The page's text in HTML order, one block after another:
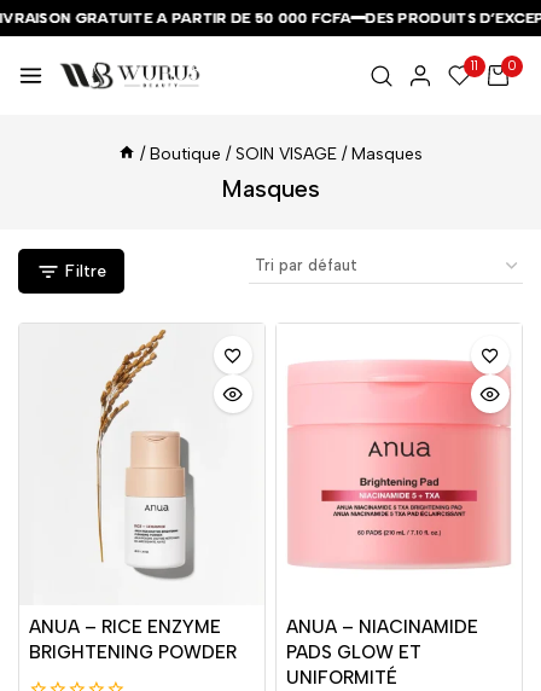
GRATUITE A PARTIR DE 50 000 FCFA DES PRODUITS
GRATUITE A PARTIR DE 50 000 FCFA DES PRODUITS
GRATUITE A PARTIR DE 50 000 FCFA DES PRODUITS
11 0
/ Boutique / SOIN VISAGE / Masques
Masques
Filtre
ANUA – RICE ENZYME
BRIGHTENING POWDER
ANUA – NIACINAMIDE
PADS GLOW ET
UNIFORMITÉ